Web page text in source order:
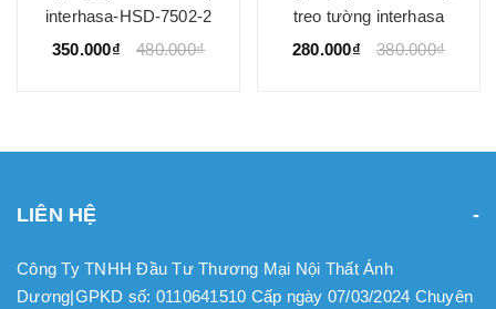
interhasa-HSD-7502-2
350.000₫
480.000₫
treo tường interhasa
280.000₫
380.000₫
LIÊN HỆ
Công Ty TNHH Đầu Tư Thương Mại Nội Thất Ánh
Dương|GPKD số: 0110641510 Cấp ngày 07/03/2024 Chuyên